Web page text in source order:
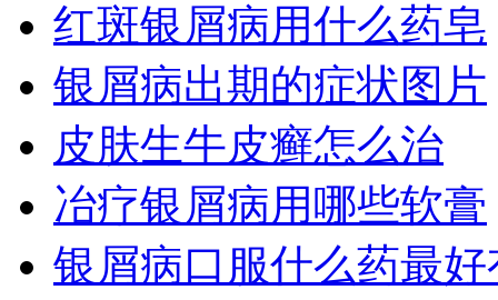
红斑银屑病用什么药皂
银屑病出期的症状图片
皮肤生牛皮癣怎么治
冶疗银屑病用哪些软膏
银屑病口服什么药最